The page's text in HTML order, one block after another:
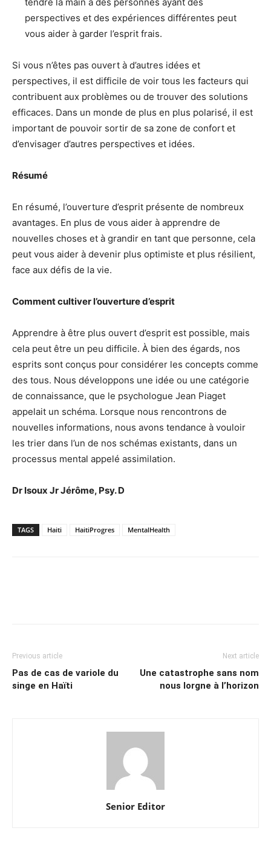
perspectives et des expériences différentes peut
vous aider à garder l’esprit frais.
Si vous n’êtes pas ouvert à d’autres idées et
perspectives, il est difficile de voir tous les facteurs qui
contribuent aux problèmes ou de trouver des solutions
efficaces. Dans un monde de plus en plus polarisé, il est
important de pouvoir sortir de sa zone de confort et
d’envisager d’autres perspectives et idées.
Résumé
En résumé, l’ouverture d’esprit présente de nombreux
avantages. En plus de vous aider à apprendre de
nouvelles choses et à grandir en tant que personne, cela
peut vous aider à devenir plus optimiste et plus résilient,
face aux défis de la vie.
Comment cultiver l’ouverture d’esprit
Apprendre à être plus ouvert d’esprit est possible, mais
cela peut être un peu difficile. À bien des égards, nos
esprits sont conçus pour considérer les concepts comme
des tous. Nous développons une idée ou une catégorie
de connaissance, que le psychologue Jean Piaget
appelait un schéma. Lorsque nous rencontrons de
nouvelles informations, nous avons tendance à vouloir
les trier dans l’un de nos schémas existants, dans un
processus mental appelé assimilation.
Dr Isoux Jr Jérôme, Psy. D
TAGS Haiti HaitiProgres MentalHealth
Previous article
Pas de cas de variole du
singe en Haïti
Next article
Une catastrophe sans nom
nous lorgne à l’horizon
Senior Editor